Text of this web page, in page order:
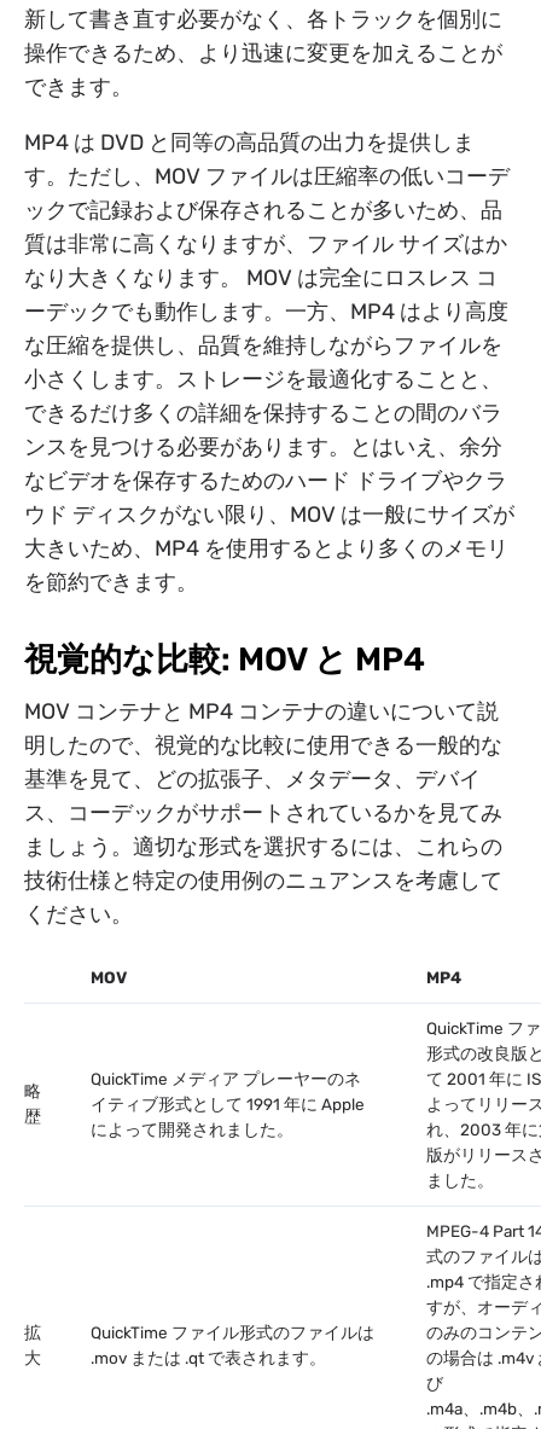
新して書き直す必要がなく、各トラックを個別に
操作できるため、より迅速に変更を加えることが
できます。
MP4 は DVD と同等の高品質の出力を提供しま
す。ただし、MOV ファイルは圧縮率の低いコーデ
ックで記録および保存されることが多いため、品
質は非常に高くなりますが、ファイル サイズはか
なり大きくなります。 MOV は完全にロスレス コ
ーデックでも動作します。一方、MP4 はより高度
な圧縮を提供し、品質を維持しながらファイルを
小さくします。ストレージを最適化することと、
できるだけ多くの詳細を保持することの間のバラ
ンスを見つける必要があります。とはいえ、余分
なビデオを保存するためのハード ドライブやクラ
ウド ディスクがない限り、MOV は一般にサイズが
大きいため、MP4 を使用するとより多くのメモリ
を節約できます。
視覚的な比較: MOV と MP4
MOV コンテナと MP4 コンテナの違いについて説
明したので、視覚的な比較に使用できる一般的な
基準を見て、どの拡張子、メタデータ、デバイ
ス、コーデックがサポートされているかを見てみ
ましょう。適切な形式を選択するには、これらの
技術仕様と特定の使用例のニュアンスを考慮して
ください。
MOV MP4
略
歴
QuickTime メディア プレーヤーのネ
イティブ形式として 1991 年に Apple
によって開発されました。
QuickTime フ
形式の改良版
て 2001 年に
よってリリー
れ、2003 年に
版がリリース
ました。
拡
大
QuickTime ファイル形式のファイルは
.mov または .qt で表されます。
MPEG-4 Part
式のファイル
.mp4 で指定さ
すが、オーデ
のみのコンテ
の場合は .m4v
び
.m4a、.m4b、